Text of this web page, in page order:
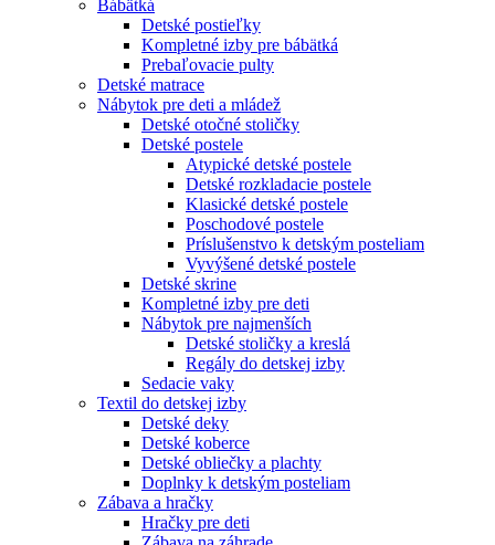
Bábätká
Detské postieľky
Kompletné izby pre bábätká
Prebaľovacie pulty
Detské matrace
Nábytok pre deti a mládež
Detské otočné stoličky
Detské postele
Atypické detské postele
Detské rozkladacie postele
Klasické detské postele
Poschodové postele
Príslušenstvo k detským posteliam
Vyvýšené detské postele
Detské skrine
Kompletné izby pre deti
Nábytok pre najmenších
Detské stoličky a kreslá
Regály do detskej izby
Sedacie vaky
Textil do detskej izby
Detské deky
Detské koberce
Detské obliečky a plachty
Doplnky k detským posteliam
Zábava a hračky
Hračky pre deti